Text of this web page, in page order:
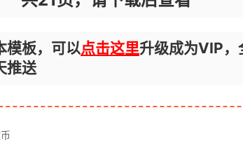
模板，可以点击这里升级成为VIP，
推送